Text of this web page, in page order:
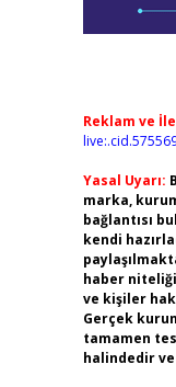
Reklam ve
Yasal Uyarı:
marka,
bağlantısı
kendi
haber
ve kişiler
Gerçek
tamamen
halindedir